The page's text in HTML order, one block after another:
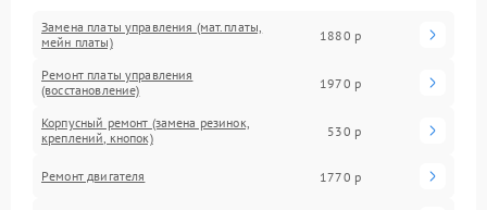
Замена платы управления (мат.платы,
мейн платы)
1880 р
Ремонт платы управления
(восстановление)
1970 р
Корпусный ремонт (замена резинок,
креплений, кнопок)
530 р
Ремонт двигателя 1770 р